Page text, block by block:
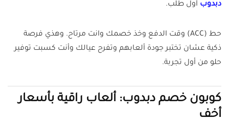
دبدوب أول طلب.
حط (ACC) وقت الدفع وخذ خصمك وانت مرتاح. وهذي فرصة
ذكية عشان تختبر جودة ألعابهم وتفرح عيالك وأنت كسبت توفير
حلو من أول تجربة.
كوبون خصم دبدوب: ألعاب راقية بأسعار
أخف